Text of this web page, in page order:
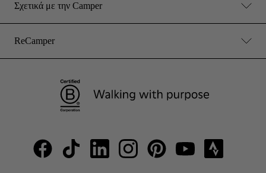
Σχετικά με την Camper
ReCamper